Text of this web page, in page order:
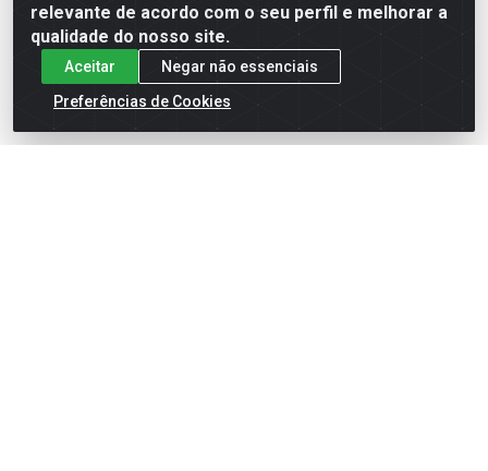
relevante de acordo com o seu perfil e melhorar a
qualidade do nosso site.
Aceitar
Negar não essenciais
Preferências de Cookies